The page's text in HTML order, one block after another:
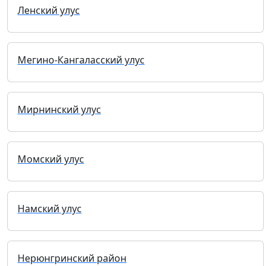
Ленский улус
Мегино-Кангаласский улус
Мирнинский улус
Момский улус
Намский улус
Нерюнгринский район